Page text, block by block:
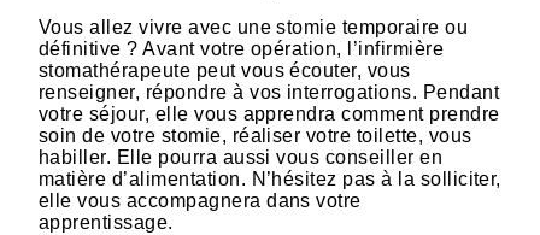
Vous allez vivre avec une stomie temporaire ou
définitive ? Avant votre opération, l’infirmière
stomathérapeute peut vous écouter, vous
renseigner, répondre à vos interrogations. Pendant
votre séjour, elle vous apprendra comment prendre
soin de votre stomie, réaliser votre toilette, vous
habiller. Elle pourra aussi vous conseiller en
matière d’alimentation. N’hésitez pas à la solliciter,
elle vous accompagnera dans votre
apprentissage.